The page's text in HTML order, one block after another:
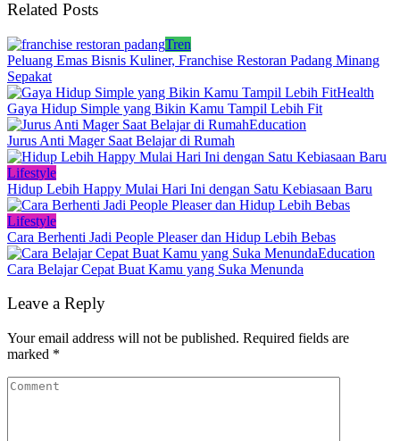
Related Posts
Tren
Peluang Emas Bisnis Kuliner, Franchise Restoran Padang Minang
Sepakat
Health
Gaya Hidup Simple yang Bikin Kamu Tampil Lebih Fit
Education
Jurus Anti Mager Saat Belajar di Rumah
Lifestyle
Hidup Lebih Happy Mulai Hari Ini dengan Satu Kebiasaan Baru
Lifestyle
Cara Berhenti Jadi People Pleaser dan Hidup Lebih Bebas
Education
Cara Belajar Cepat Buat Kamu yang Suka Menunda
Leave a Reply
Your email address will not be published. Required fields are
marked *